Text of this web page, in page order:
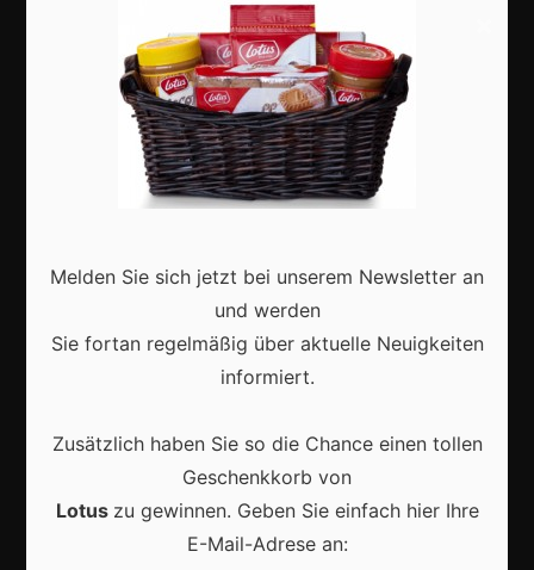
Karneval in Deutschland: Traditionen, Kostüme und
moderne Feierkultur
Karneval in Berlin erleben: Kreativität, Kultur und
Gemeinschaft auf einzigartige Weise entdecken
Melden Sie sich jetzt bei unserem Newsletter an
und werden
Sie fortan regelmäßig über aktuelle Neuigkeiten
informiert.
Zusätzlich haben Sie so die Chance einen tollen
Geschenkkorb von
Lotus zu gewinnen. Geben Sie einfach hier Ihre
E-Mail-Adrese an: